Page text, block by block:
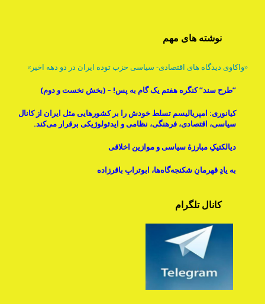
نوشته های مهم
«واکاوی دیدگاه های اقتصادی- سیاسی حزب توده ایران در دو دهه اخیر»
”طرح سند” کنگره هفتم یک گام به پس! – (بخش نخست و دوم)
کیانوری: امپریالیسم تسلط خودش را بر کشورهایی مثل ایران از کانال
سیاسی، اقتصادی، فرهنگی، نظامی و ایدئولوژیکی برقرار می‌کند.
دیالکتیکِ مبارزۀ سیاسی و موازینِ اخلاقی
به یادِ قهرمانِ شکنجه‌گاه‌ها، ابوترابِ باقرزاده
کانال تلگرام